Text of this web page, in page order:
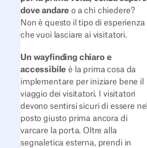
dove andare o a chi chiedere?
Non è questo il tipo di esperienza
che vuoi lasciare ai visitatori.
Un wayfinding chiaro e
accessibile è la prima cosa da
implementare per iniziare bene il
viaggio dei visitatori. I visitatori
devono sentirsi sicuri di essere nel
posto giusto prima ancora di
varcare la porta. Oltre alla
segnaletica esterna, prendi in